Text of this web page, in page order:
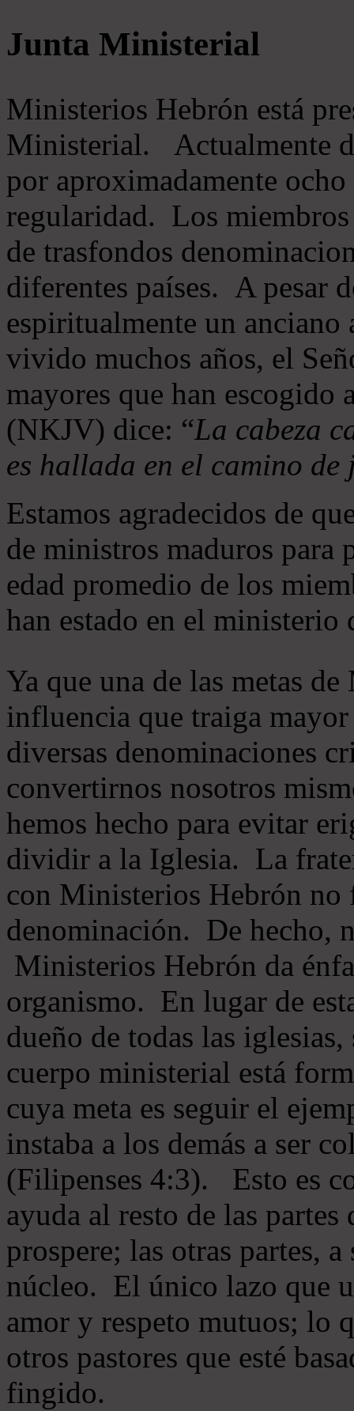
Junta Ministerial
Ministerios Hebrón está
Ministerial. Actualmente
por aproximadamente
regularidad. Los
de trasfondos
diferentes países. A pesar
espiritualmente un
vivido muchos años, el
mayores que han
(NKJV) dice: “La cabeza
es hallada en el camino de
Estamos agradecidos de
de ministros maduros
edad promedio de los
han estado en el ministerio
Ya que una de las metas
influencia que traiga
diversas denominaciones
convertirnos nosotros
hemos hecho para evitar
dividir a la Iglesia. La
con Ministerios Hebrón no
denominación. De hecho,
Ministerios Hebrón da
organismo. En lugar de
dueño de todas las
cuerpo ministerial está
cuya meta es seguir el
instaba a los demás a ser
(Filipenses 4:3). Esto es
ayuda al resto de las
prospere; las otras partes,
núcleo. El único lazo que
amor y respeto mutuos; lo
otros pastores que esté
fingido.